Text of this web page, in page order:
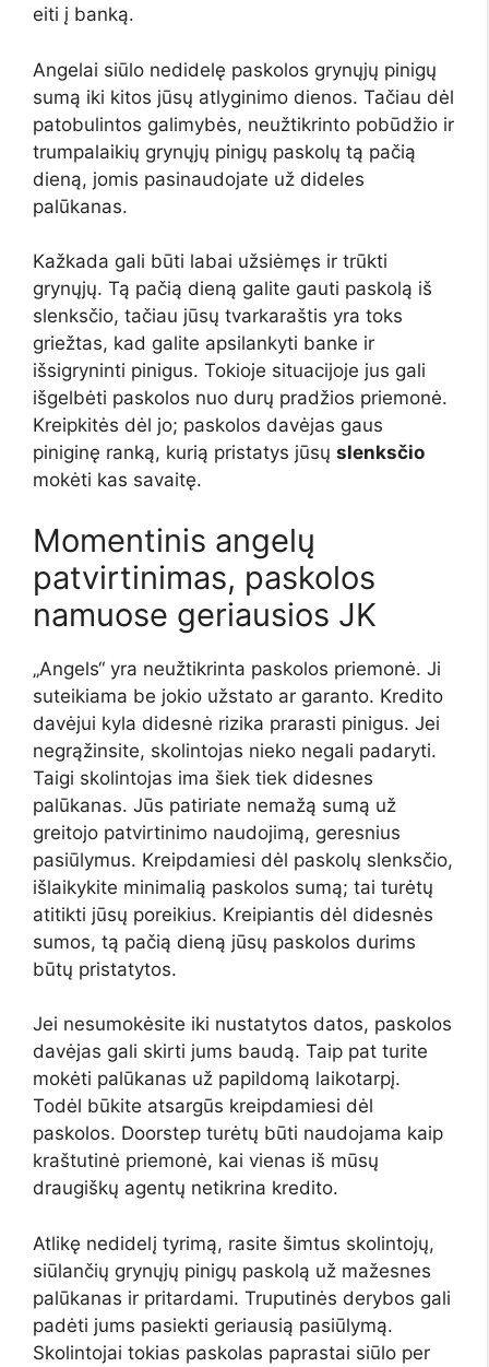
eiti į banką.
Angelai siūlo nedidelę paskolos grynųjų pinigų
sumą iki kitos jūsų atlyginimo dienos. Tačiau dėl
patobulintos galimybės, neužtikrinto pobūdžio ir
trumpalaikių grynųjų pinigų paskolų tą pačią
dieną, jomis pasinaudojate už dideles
palūkanas.
Kažkada gali būti labai užsiėmęs ir trūkti
grynųjų. Tą pačią dieną galite gauti paskolą iš
slenksčio, tačiau jūsų tvarkaraštis yra toks
griežtas, kad galite apsilankyti banke ir
išsigryninti pinigus. Tokioje situacijoje jus gali
išgelbėti paskolos nuo durų pradžios priemonė.
Kreipkitės dėl jo; paskolos davėjas gaus
piniginę ranką, kurią pristatys jūsų slenksčio
mokėti kas savaitę.
Momentinis angelų
patvirtinimas, paskolos
namuose geriausios JK
„Angels“ yra neužtikrinta paskolos priemonė. Ji
suteikiama be jokio užstato ar garanto. Kredito
davėjui kyla didesnė rizika prarasti pinigus. Jei
negrąžinsite, skolintojas nieko negali padaryti.
Taigi skolintojas ima šiek tiek didesnes
palūkanas. Jūs patiriate nemažą sumą už
greitojo patvirtinimo naudojimą, geresnius
pasiūlymus. Kreipdamiesi dėl paskolų slenksčio,
išlaikykite minimalią paskolos sumą; tai turėtų
atitikti jūsų poreikius. Kreipiantis dėl didesnės
sumos, tą pačią dieną jūsų paskolos durims
būtų pristatytos.
Jei nesumokėsite iki nustatytos datos, paskolos
davėjas gali skirti jums baudą. Taip pat turite
mokėti palūkanas už papildomą laikotarpį.
Todėl būkite atsargūs kreipdamiesi dėl
paskolos. Doorstep turėtų būti naudojama kaip
kraštutinė priemonė, kai vienas iš mūsų
draugiškų agentų netikrina kredito.
Atlikę nedidelį tyrimą, rasite šimtus skolintojų,
siūlančių grynųjų pinigų paskolą už mažesnes
palūkanas ir pritardami. Truputinės derybos gali
padėti jums pasiekti geriausią pasiūlymą.
Skolintojai tokias paskolas paprastai siūlo per